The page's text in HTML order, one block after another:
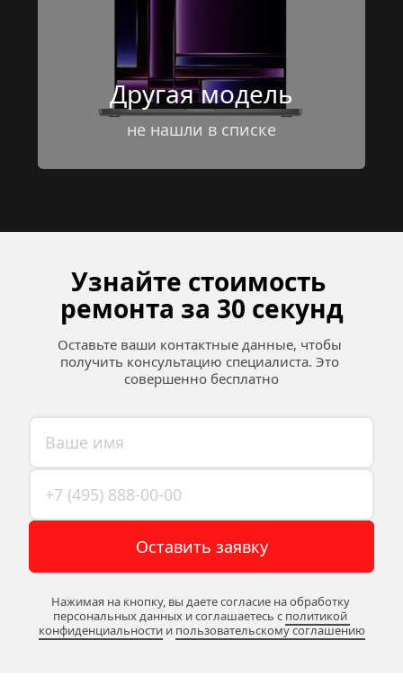
Другая модель
не нашли в списке
Узнайте стоимость
ремонта за 30 секунд
Оставьте ваши контактные данные, чтобы
получить консультацию специалиста. Это
совершенно бесплатно
Оставить заявку
Нажимая на кнопку, вы даете согласие на обработку
персональных данных и соглашаетесь c политикой
конфиденциальности и пользовательскому соглашению